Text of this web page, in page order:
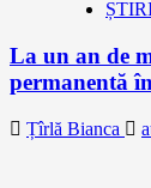
La un an de
permanentă
Țîrlă Bianca